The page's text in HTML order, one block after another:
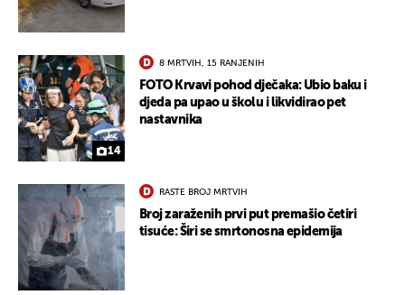
14
8 MRTVIH, 15 RANJENIH
FOTO Krvavi pohod dječaka: Ubio baku i
djeda pa upao u školu i likvidirao pet
nastavnika
RASTE BROJ MRTVIH
Broj zaraženih prvi put premašio četiri
tisuće: Širi se smrtonosna epidemija